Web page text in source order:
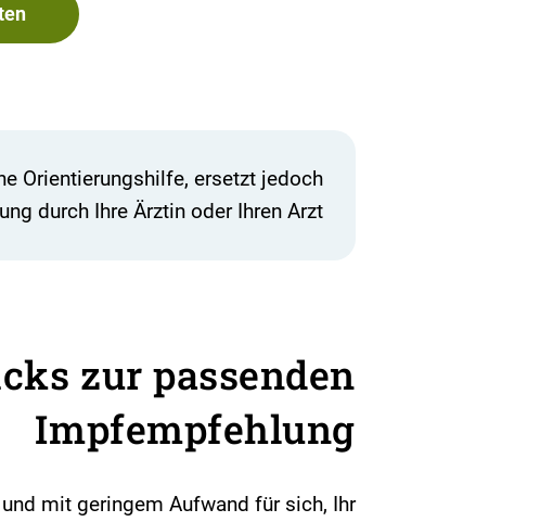
Orientierungshilfe, ersetzt jedoch
durch Ihre Ärztin oder Ihren Arzt.
zur passenden
Impfempfehlung
mit geringem Aufwand für sich, Ihr